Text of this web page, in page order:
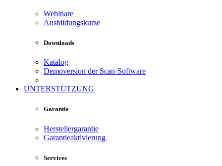
Webinare
Ausbildungskurse
Downloads
Katalog
Demoversion der Scan-Software
UNTERSTÜTZUNG
Garantie
Herstellergarantie
Garantieaktivierung
Services